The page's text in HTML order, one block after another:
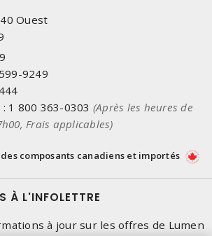
Ouest
9249
: 1 800 363-0303 (Après les heures de
Frais applicables)
composants canadiens et importés
À L'INFOLETTRE
à jour sur les offres de Lumen